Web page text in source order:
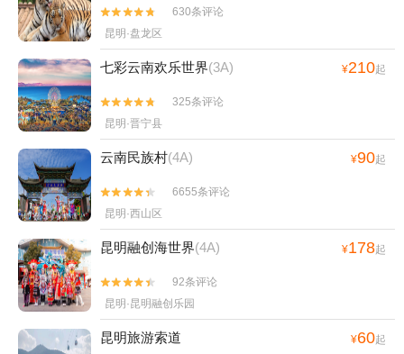


630条评论
昆明·盘龙区
七彩云南欢乐世界(3A) ¥210起


325条评论
昆明·晋宁县
云南民族村(4A) ¥90起


6655条评论
昆明·西山区
昆明融创海世界(4A) ¥178起


92条评论
昆明·昆明融创乐园
昆明旅游索道 ¥60起